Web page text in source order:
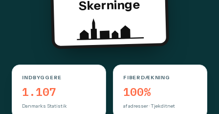
Skerninge
INDBYGGERE
1.107
Danmarks Statistik
FIBERDÆKNING
100%
af adresser · Tjekditnet